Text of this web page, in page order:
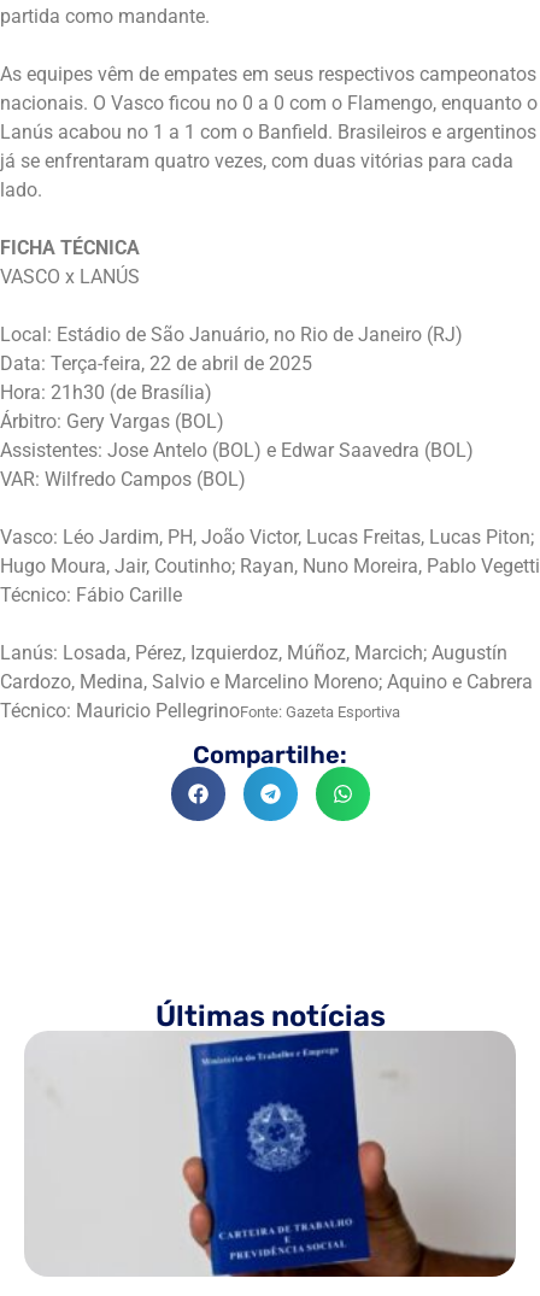
partida como mandante.
As equipes vêm de empates em seus respectivos campeonatos
nacionais. O Vasco ficou no 0 a 0 com o Flamengo, enquanto o
Lanús acabou no 1 a 1 com o Banfield. Brasileiros e argentinos
já se enfrentaram quatro vezes, com duas vitórias para cada
lado.
FICHA TÉCNICA
VASCO x LANÚS
Local: Estádio de São Januário, no Rio de Janeiro (RJ)
Data: Terça-feira, 22 de abril de 2025
Hora: 21h30 (de Brasília)
Árbitro: Gery Vargas (BOL)
Assistentes: Jose Antelo (BOL) e Edwar Saavedra (BOL)
VAR: Wilfredo Campos (BOL)
Vasco: Léo Jardim, PH, João Victor, Lucas Freitas, Lucas Piton;
Hugo Moura, Jair, Coutinho; Rayan, Nuno Moreira, Pablo Vegetti
Técnico: Fábio Carille
Lanús: Losada, Pérez, Izquierdoz, Múñoz, Marcich; Augustín
Cardozo, Medina, Salvio e Marcelino Moreno; Aquino e Cabrera
Técnico: Mauricio PellegrinoFonte: Gazeta Esportiva
Compartilhe:
Últimas notícias